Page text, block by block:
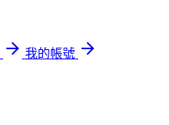
我的帳號